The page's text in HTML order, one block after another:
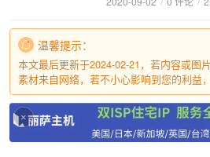
温馨提示：
本文最后更新于2024-02-21，若内容或图
素材来自网络，若不小心影响到您的利益
×